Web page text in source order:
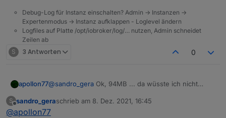
Debug-Log für Instanz einschalten? Admin -> Instanzen ->
Expertenmodus -> Instanz aufklappen - Loglevel ändern
Logfiles auf Platte /opt/iobroker/log/… nutzen, Admin schneidet
Zeilen ab
S 3 Antworten 0
apollon77@sandro_gera Ok, 94MB ... da wüsste ich nicht
Welche Node.js version?
S
Offline
sandro_geraschrieb am 8. Dez. 2021, 16:45
zuletzt editiert von
@apollon77